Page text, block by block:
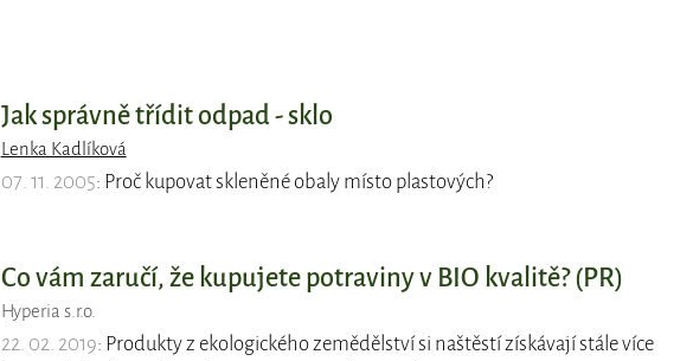
Jak správně třídit odpad - sklo
Lenka Kadlíková
07. 11. 2005: Proč kupovat skleněné obaly místo plastových?
Co vám zaručí, že kupujete potraviny v BIO kvalitě? (PR)
Hyperia s.r.o.
22. 02. 2019: Produkty z ekologického zemědělství si naštěstí získávají stále více